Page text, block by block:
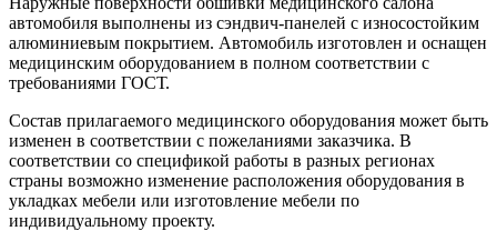
автомобиля выполнены из сэндвич-панелей с износостойким
алюминиевым покрытием. Автомобиль изготовлен и оснащен
медицинским оборудованием в полном соответствии с
требованиями ГОСТ.
Состав прилагаемого медицинского оборудования может быть
изменен в соответствии с пожеланиями заказчика. В
соответствии со спецификой работы в разных регионах
страны возможно изменение расположения оборудования в
укладках мебели или изготовление мебели по
индивидуальному проекту.